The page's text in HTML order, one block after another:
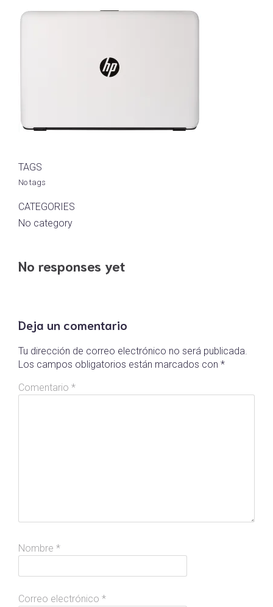
TAGS
No tags
CATEGORIES
No category
No responses yet
Deja un comentario
Tu dirección de correo electrónico no será publicada.
Los campos obligatorios están marcados con *
Comentario *
Nombre *
Correo electrónico *